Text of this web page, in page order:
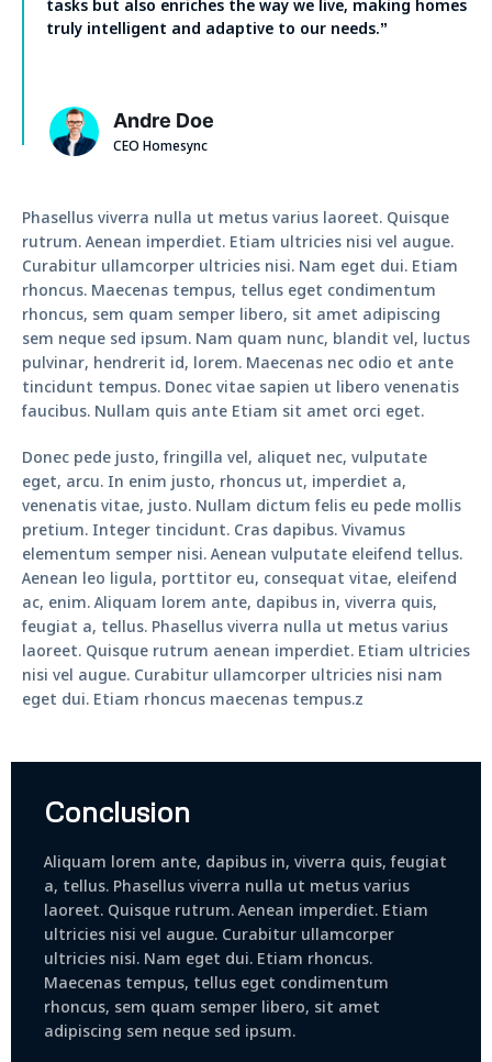
tasks but also enriches the way we live, making homes
truly intelligent and adaptive to our needs.”
Andre Doe
CEO Homesync
Phasellus viverra nulla ut metus varius laoreet. Quisque
rutrum. Aenean imperdiet. Etiam ultricies nisi vel augue.
Curabitur ullamcorper ultricies nisi. Nam eget dui. Etiam
rhoncus. Maecenas tempus, tellus eget condimentum
rhoncus, sem quam semper libero, sit amet adipiscing
sem neque sed ipsum. Nam quam nunc, blandit vel, luctus
pulvinar, hendrerit id, lorem. Maecenas nec odio et ante
tincidunt tempus. Donec vitae sapien ut libero venenatis
faucibus. Nullam quis ante Etiam sit amet orci eget.
Donec pede justo, fringilla vel, aliquet nec, vulputate
eget, arcu. In enim justo, rhoncus ut, imperdiet a,
venenatis vitae, justo. Nullam dictum felis eu pede mollis
pretium. Integer tincidunt. Cras dapibus. Vivamus
elementum semper nisi. Aenean vulputate eleifend tellus.
Aenean leo ligula, porttitor eu, consequat vitae, eleifend
ac, enim. Aliquam lorem ante, dapibus in, viverra quis,
feugiat a, tellus. Phasellus viverra nulla ut metus varius
laoreet. Quisque rutrum aenean imperdiet. Etiam ultricies
nisi vel augue. Curabitur ullamcorper ultricies nisi nam
eget dui. Etiam rhoncus maecenas tempus.z
Conclusion
Aliquam lorem ante, dapibus in, viverra quis, feugiat
a, tellus. Phasellus viverra nulla ut metus varius
laoreet. Quisque rutrum. Aenean imperdiet. Etiam
ultricies nisi vel augue. Curabitur ullamcorper
ultricies nisi. Nam eget dui. Etiam rhoncus.
Maecenas tempus, tellus eget condimentum
rhoncus, sem quam semper libero, sit amet
adipiscing sem neque sed ipsum.